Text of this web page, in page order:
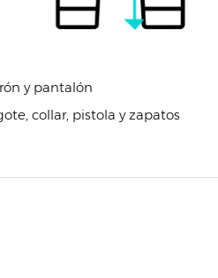
y pantalón
collar, pistola y zapatos